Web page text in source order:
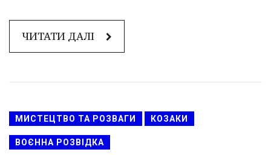
ЧИТАТИ ДАЛІ
МИСТЕЦТВО ТА РОЗВАГИ КОЗАКИ
ВОЄННА РОЗВІДКА